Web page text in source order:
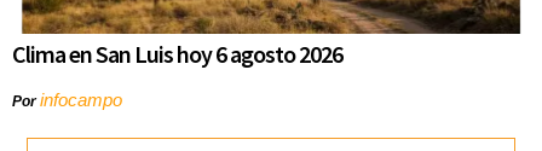
Clima en San Luis hoy 6 agosto 2026
Porinfocampo